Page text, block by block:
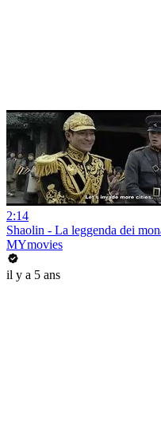
2:14
Shaolin - La leggenda dei
MYmovies
il y a 5 ans